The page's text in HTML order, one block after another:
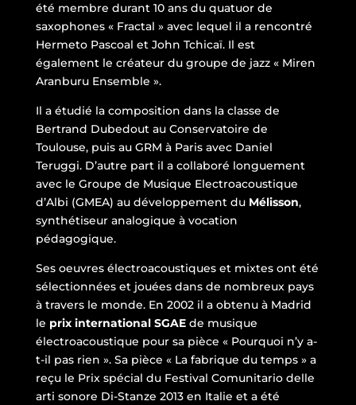
été membre durant 10 ans du quatuor de
saxophones « Fractal » avec lequel il a rencontré
Hermeto Pascoal et John Tchicaï. Il est
également le créateur du groupe de jazz « Miren
Aranburu Ensemble ».
Il a étudié la composition dans la classe de
Bertrand Dubedout au Conservatoire de
Toulouse, puis au GRM à Paris avec Daniel
Teruggi. D’autre part il a collaboré longuement
avec le Groupe de Musique Electroacoustique
d’Albi (GMEA) au développement du Mélisson,
synthétiseur analogique à vocation
pédagogique.
Ses oeuvres électroacoustiques et mixtes ont été
sélectionnées et jouées dans de nombreux pays
à travers le monde. En 2002 il a obtenu à Madrid
le prix international SGAEde musique
électroacoustique pour sa pièce « Pourquoi n’y a-
t-il pas rien ». Sa pièce « La fabrique du temps » a
reçu le Prix spécial du Festival Comunitario delle
arti sonore Di-Stanze 2013 en Italie et a été